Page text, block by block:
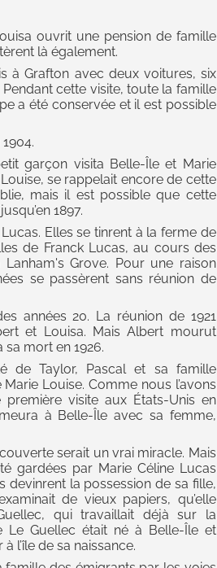
ouvrit une pension de famille
là également.
à Grafton avec deux voitures, six
cette visite, toute la famille
a été conservée et il est possible
garçon visita Belle-Île et Marie
se rappelait encore de cette
mais il est possible que cette
1897.
Elles se tinrent à la ferme de
de Franck Lucas, au cours des
Lanham's Grove. Pour une raison
se passèrent sans réunion de
années 20. La réunion de 1921
et Louisa. Mais Albert mourut
mort en 1926.
de Taylor, Pascal et sa famille
Louise. Comme nous l’avons
visite aux États-Unis en
à Belle-Île avec sa femme,
serait un vrai miracle. Mais
gardées par Marie Céline Lucas
devinrent la possession de sa fille,
de vieux papiers, qu’elle
qui travaillait déjà sur la
Le Guellec était né à Belle-Île et
l’île de sa naissance.